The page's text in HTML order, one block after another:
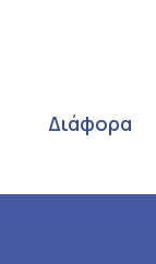
Διάφορα